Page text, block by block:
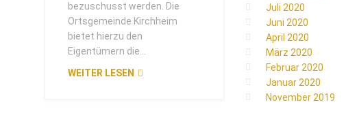
bezuschusst werden. Die
Ortsgemeinde Kirchheim
bietet hierzu den
Eigentümern die...
WEITER LESEN
Juli 2020
Juni 2020
April 2020
März 2020
Februar 2020
Januar 2020
November 2019